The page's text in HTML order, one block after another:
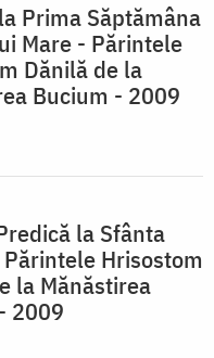
Prima Săptămâna
Mare - Părintele
Dănilă de la
Bucium - 2009
la Sfânta
Hrisostom
la Mănăstirea
2009